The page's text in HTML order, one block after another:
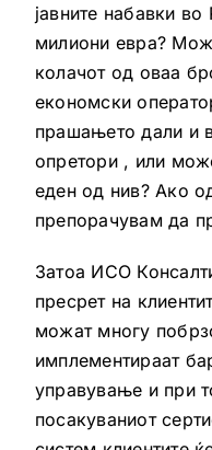
јавните набавки
милиони евра?
колачот од оваа
економски
прашањето дали и
опретори , или
еден од нив? Ако
препорачувам да
Затоа ИСО
пресрет на
можат многу
имплементираат
управување и при
посакуваниот